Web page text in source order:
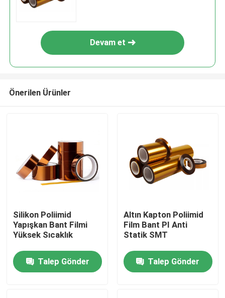
Devam et
Önerilen Ürünler
Silikon Poliimid
Yapışkan Bant Filmi
Yüksek Sıcaklık
Talep Gönder
Altın Kapton Poliimid
Film Bant PI Anti
Statik SMT
Talep Gönder